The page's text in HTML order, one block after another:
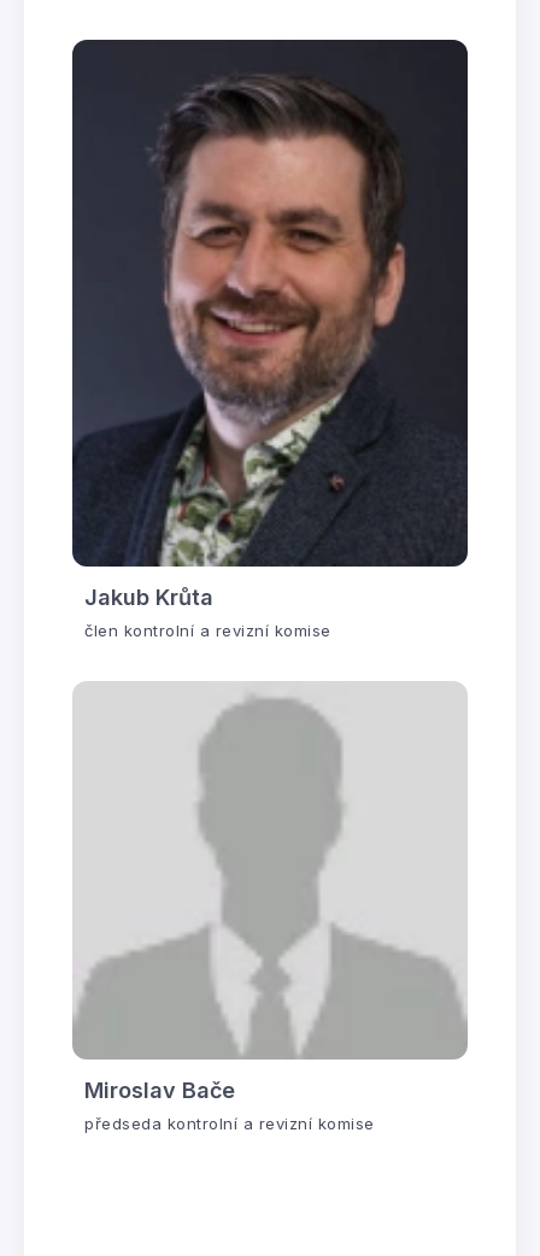
Jakub Krůta
člen kontrolní a revizní komise
Miroslav Bače
předseda kontrolní a revizní komise